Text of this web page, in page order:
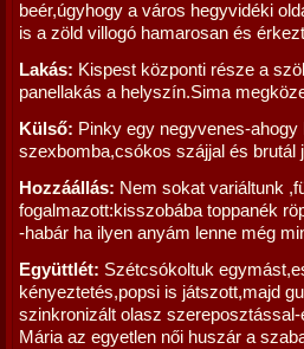
beér,úgyhogy a város hegyvidéki
is a zöld villogó hamarosan és
Lakás: Kispest központi része a
panellakás a helyszín.Sima
Külső: Pinky egy negyvenes-
szexbomba,csókos szájjal és brutál
Hozzáállás: Nem sokat variáltunk
fogalmazott:kisszobába toppanék
-habár ha ilyen anyám lenne még
Együttlét: Szétcsókoltuk
kényeztetés,popsi is játszott,majd
szinkronizált olasz
Mária az egyetlen női huszár a